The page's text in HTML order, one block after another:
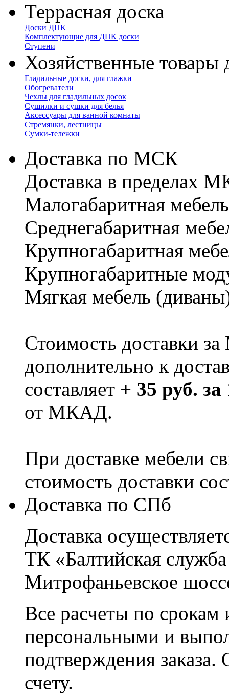
Террасная доска
Доски ДПК
Комплектующие для ДПК доски
Ступени
Хозяйственные товары
Гладильные доски, для глажки
Обогреватели
Чехлы для гладильных досок
Сушилки и сушки для белья
Аксессуары для ванной комнаты
Стремянки, лестницы
Сумки-тележки
Доставка по МСК
Доставка в пределах
Малогабаритная
Cреднегабаритная
Крупногабаритная
Крупногабаритные
Мягкая мебель
Стоимость доставки
дополнительно к
составляет + 35 руб.
от МКАД.
При доставке мебели
стоимость доставки
Доставка по СПб
Доставка
ТК «Балтийская
Митрофаньевское
Все расчеты по срокам
персональными и
подтверждения заказа.
счету.